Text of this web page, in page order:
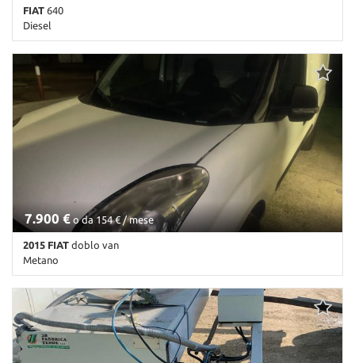
FIAT 640
Diesel
Km non disponibile • Cambio Altro • Antracite pastello
7.900 €o da 154 € / mese
2015 FIAT doblo van
Metano
100 Km • Cambio Manuale • Bianco pastello